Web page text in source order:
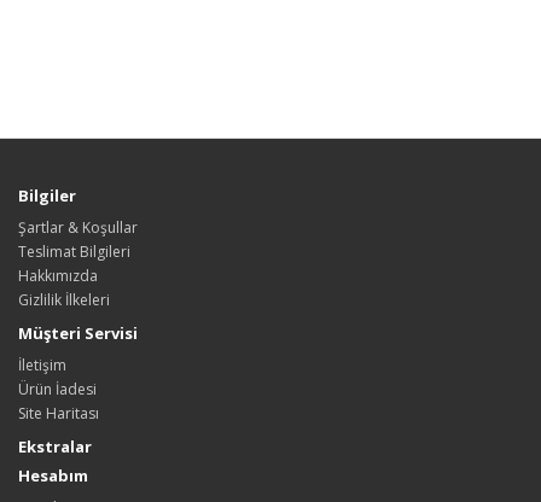
Bilgiler
Şartlar & Koşullar
Teslimat Bilgileri
Hakkımızda
Gizlilik İlkeleri
Müşteri Servisi
İletişim
Ürün İadesi
Site Haritası
Ekstralar
Hesabım